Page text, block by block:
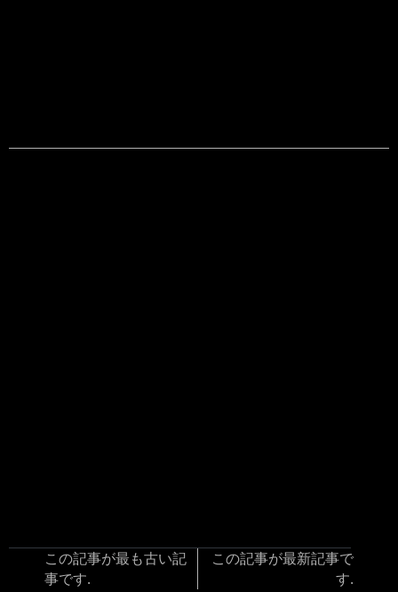
この記事が最も古い記
事です.
この記事が最新記事で
す.